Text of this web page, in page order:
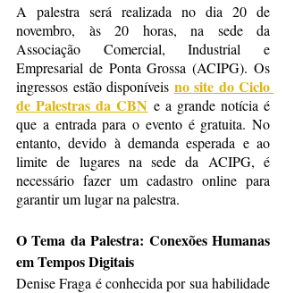
A palestra será realizada no dia 20 de
novembro, às 20 horas, na sede da
Associação Comercial, Industrial e
Empresarial de Ponta Grossa (ACIPG). Os
ingressos estão disponíveis no site do Ciclo
de Palestras da CBN e a grande notícia é
que a entrada para o evento é gratuita. No
entanto, devido à demanda esperada e ao
limite de lugares na sede da ACIPG, é
necessário fazer um cadastro online para
garantir um lugar na palestra.
O Tema da Palestra: Conexões Humanas
em Tempos Digitais
Denise Fraga é conhecida por sua habilidade